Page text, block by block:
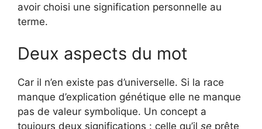
avoir choisi une signification personnelle au
terme.
Deux aspects du mot
Car il n’en existe pas d’universelle. Si la race
manque d’explication génétique elle ne manque
pas de valeur symbolique. Un concept a
toujours deux significations : celle qu’il se prête